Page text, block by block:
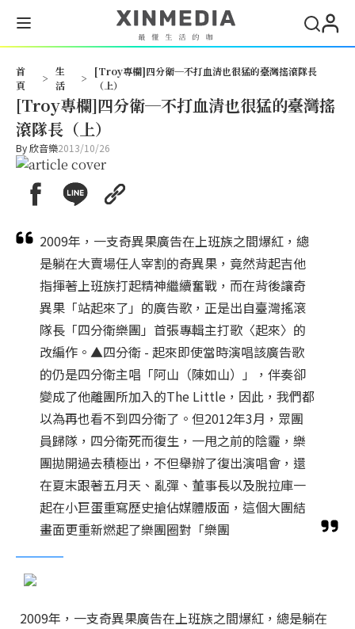
首
頁
>
生
活
>
[Troy專欄]四分衛─不打血清也很猛的臺灣搖滾隊長
（上）
[Troy專欄]四分衛─不打血清也很猛的臺灣搖
滾隊長（上）
By欣音樂2013/10/26
2009年，一支奇異果廣告在上班族之間爆紅，總
是躺在大賣場任人宰割的奇異果，竟然背起吉他
指揮著上班族打起精神繼續奮戰，而在背後讓奇
異果「站起來了」的廣告歌，正是出自臺灣搖滾
隊長「四分衛樂團」首張專輯主打歌〈起來〉的
改編作。▲四分衛 - 起來即使當時演唱該廣告歌
的仍是四分衛主唱「阿山（陳如山）」，伴奏卻
變成了他離團所加入的The Little，因此，我們都
以為再也看不到四分衛了。但2012年3月，眾團
員歸隊，四分衛死而復生，一甩之前的陰霾，樂
團拋開過去積極出，不但舉辦了復出演唱會，還
在夏末跟著五月天、亂彈、董事長以及脫拉庫一
起在小巨蛋重寫歷史搶佔媒體版面，這個大團結
畫面更重新燃起了樂團圈對「樂團
2009年，一支奇異果廣告在上班族之間爆紅，總是躺在